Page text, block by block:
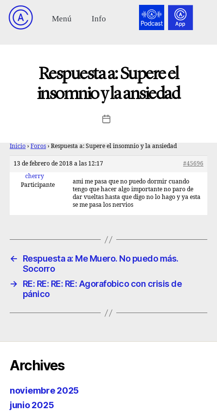
Respuesta a: Supere el
insomnio y la ansiedad
Inicio › Foros › Respuesta a: Supere el insomnio y la ansiedad
13 de febrero de 2018 a las 12:17
#45696
cherry
Participante
ami me pasa que no puedo dormir cuando
tengo que hacer algo importante no paro de
dar vueltas hasta que digo no lo hago y ya esta
se me pasa los nervios
←
Respuesta a: Me Muero. No puedo más.
Socorro
→
RE: RE: RE: RE: Agorafobico con crisis de
pánico
Archives
noviembre 2025
junio 2025